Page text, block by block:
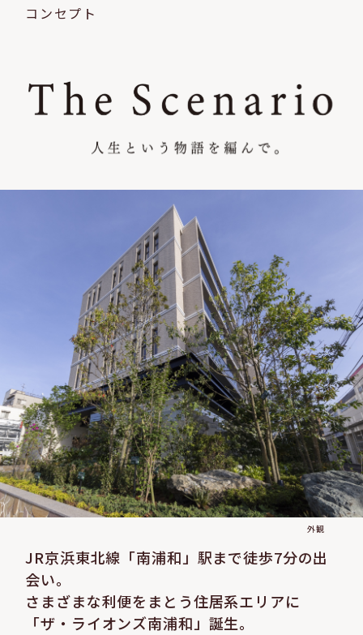
コンセプト
外観
JR京浜東北線「南浦和」駅まで徒歩7分の出
会い。
さまざまな利便をまとう住居系エリアに
「ザ・ライオンズ南浦和」誕生。